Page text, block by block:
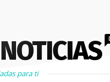
para ti